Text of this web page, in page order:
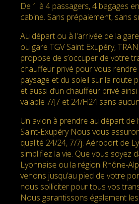
De 1 à 4 passagers, 4 bagages
cabine. Sans prépaiement, sans
Au départ ou à l'arrivée de la
ou gare TGV Saint Exupéry,
propose de s’occuper de votre
chauffeur privé pour vous rendre
paysage et du soleil sur la route
et aussi d’un chauffeur privé
valable 7/J7 et 24/H24 sans
Un avion à prendre au départ de
Saint-Exupéry Nous vous
qualité 24/24, 7/7j. Aéroport de
simplifiez la vie. Que vous soyez
Lyonnaise ou la région Rhône-
venons jusqu’au pied de votre
nous solliciter pour tous vos
Nous garantissons également